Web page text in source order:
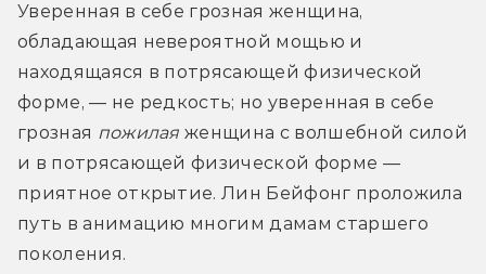
Уверенная в себе грозная женщина,
обладающая невероятной мощью и
находящаяся в потрясающей физической
форме, — не редкость; но уверенная в себе
грозная пожилая женщина с волшебной силой
и в потрясающей физической форме —
приятное открытие. Лин Бейфонг проложила
путь в анимацию многим дамам старшего
поколения.